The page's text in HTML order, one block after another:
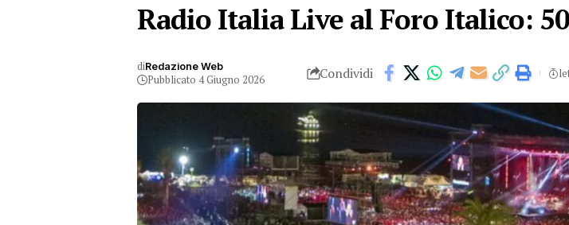
Radio Italia Live al Foro Italico:
diRedazione Web
Pubblicato 4 Giugno 2026 Condividi